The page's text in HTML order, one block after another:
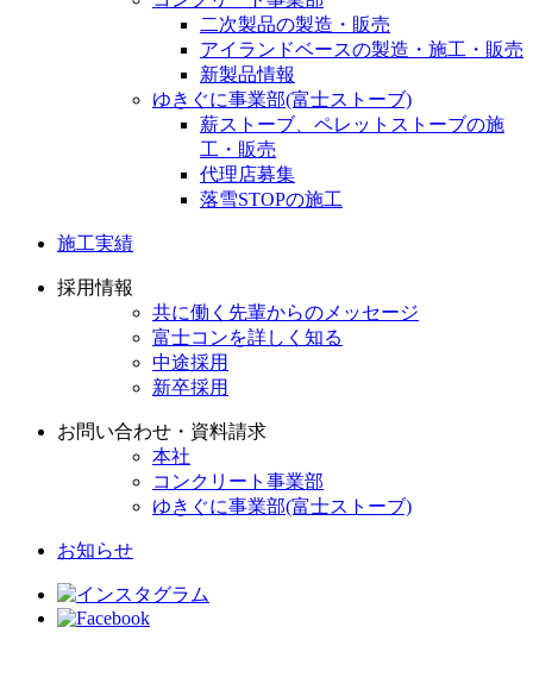
二次製品の製造・販売
アイランドベースの製造・施工・販売
新製品情報
ゆきぐに事業部(富士ストーブ)
薪ストーブ、ペレットストーブの施
工・販売
代理店募集
落雪STOPの施工
施工実績
採用情報
共に働く先輩からのメッセージ
富士コンを詳しく知る
中途採用
新卒採用
お問い合わせ・資料請求
本社
コンクリート事業部
ゆきぐに事業部(富士ストーブ)
お知らせ